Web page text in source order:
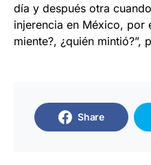
día y después otra
injerencia en México, por
miente?, ¿quién mintió?”,
Share